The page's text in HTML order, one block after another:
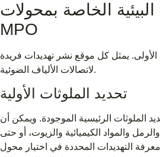
الخاصة بمحولات
MPO
الأولى. يمثل كل موقع نشر تهديدات فريدة
لاتصالات الألياف الضوئية.
تحديد الملوثات الأولية
الملوثات الرئيسية الموجودة. ويمكن أن
والمواد الكيميائية والزيوت، أو حتى
معرفة التهديدات المحددة في اختيار محول